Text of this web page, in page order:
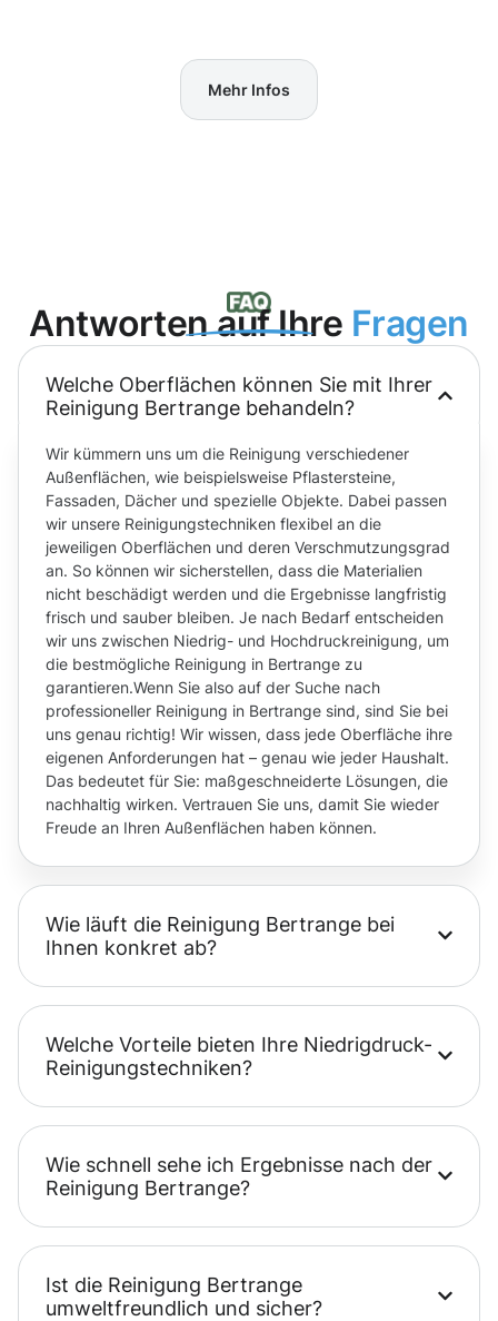
Mehr Infos
Antworten auf Ihre Fragen
Welche Oberflächen können Sie mit Ihrer
Reinigung Bertrange behandeln?
Wir kümmern uns um die Reinigung verschiedener
Außenflächen, wie beispielsweise Pflastersteine,
Fassaden, Dächer und spezielle Objekte. Dabei passen
wir unsere Reinigungstechniken flexibel an die
jeweiligen Oberflächen und deren Verschmutzungsgrad
an. So können wir sicherstellen, dass die Materialien
nicht beschädigt werden und die Ergebnisse langfristig
frisch und sauber bleiben. Je nach Bedarf entscheiden
wir uns zwischen Niedrig- und Hochdruckreinigung, um
die bestmögliche Reinigung in Bertrange zu
garantieren.Wenn Sie also auf der Suche nach
professioneller Reinigung in Bertrange sind, sind Sie bei
uns genau richtig! Wir wissen, dass jede Oberfläche ihre
eigenen Anforderungen hat – genau wie jeder Haushalt.
Das bedeutet für Sie: maßgeschneiderte Lösungen, die
nachhaltig wirken. Vertrauen Sie uns, damit Sie wieder
Freude an Ihren Außenflächen haben können.
Wie läuft die Reinigung Bertrange bei
Ihnen konkret ab?
Welche Vorteile bieten Ihre Niedrigdruck-
Reinigungstechniken?
Wie schnell sehe ich Ergebnisse nach der
Reinigung Bertrange?
Ist die Reinigung Bertrange
umweltfreundlich und sicher?